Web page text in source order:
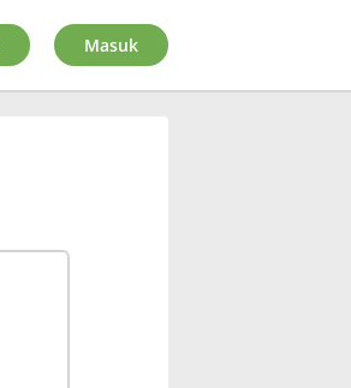
Masuk